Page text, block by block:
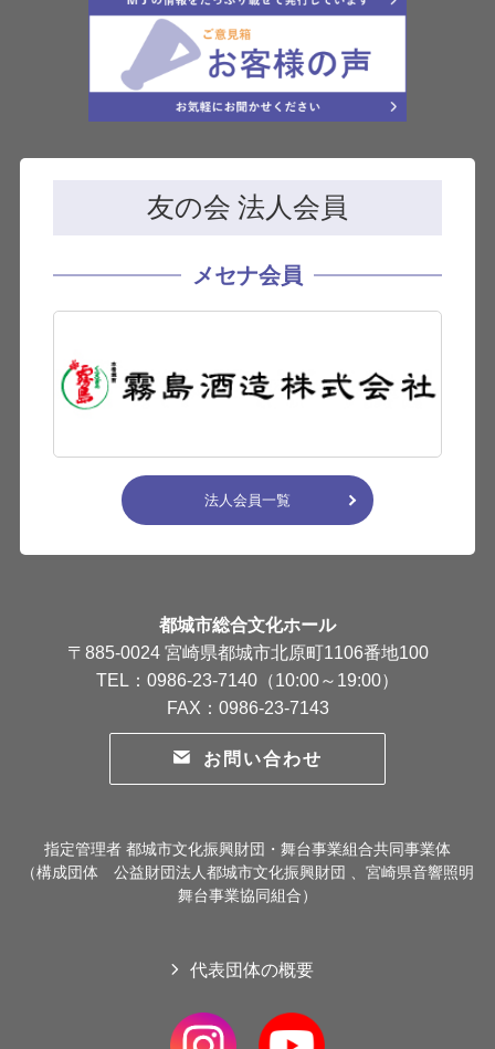
友の会 法人会員
メセナ会員
法人会員一覧
都城市総合文化ホール
〒885-0024 宮崎県都城市北原町1106番地100
TEL：0986-23-7140（10:00～19:00）
FAX：0986-23-7143
お問い合わせ
指定管理者 都城市文化振興財団・舞台事業組合共同事業体
（構成団体 公益財団法人都城市文化振興財団 、宮崎県音響照明
舞台事業協同組合）
代表団体の概要